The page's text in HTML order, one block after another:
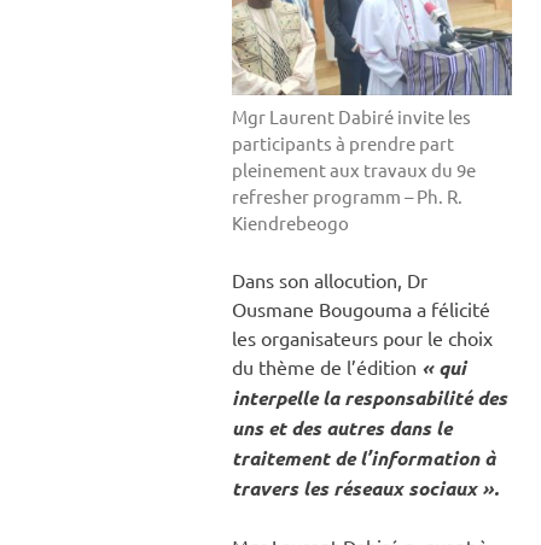
Mgr Laurent Dabiré invite les
participants à prendre part
pleinement aux travaux du 9e
refresher programm – Ph. R.
Kiendrebeogo
Dans son allocution, Dr
Ousmane Bougouma a félicité
les organisateurs pour le choix
du thème de l’édition « qui
interpelle la responsabilité des
uns et des autres dans le
traitement de l’information à
travers les réseaux sociaux ».